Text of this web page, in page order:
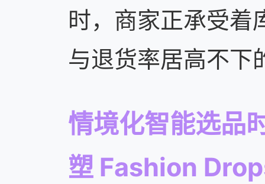
时，商家正承受着
与退货率居高不下
情境化智能选品
塑 Fashion